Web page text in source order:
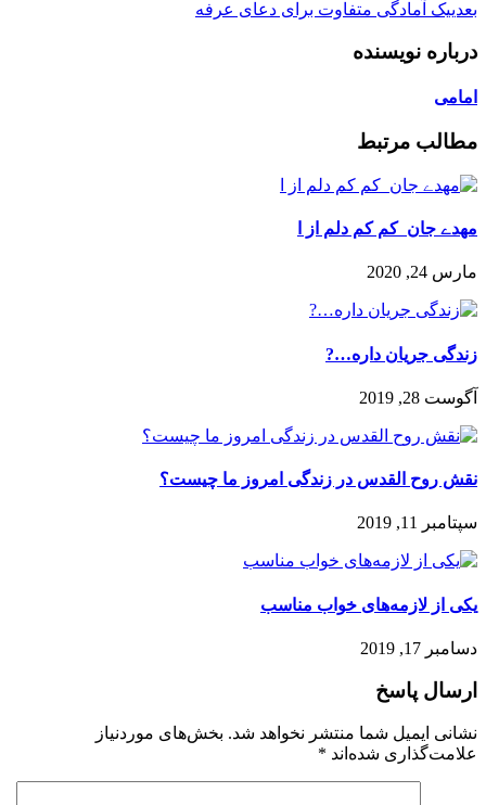
بعدییک آمادگی متفاوت برای دعای عرفه
درباره نویسنده
امامی
مطالب مرتبط
مهدے جان ️ کم کم دلم از ا
مارس 24, 2020
زندگی جریان داره…?
آگوست 28, 2019
نقش روح القدس در زندگی امروز ما چیست؟
سپتامبر 11, 2019
یکی از لازمه‌های خواب مناسب
دسامبر 17, 2019
ارسال پاسخ
نشانی ایمیل شما منتشر نخواهد شد. بخش‌های موردنیاز
علامت‌گذاری شده‌اند *